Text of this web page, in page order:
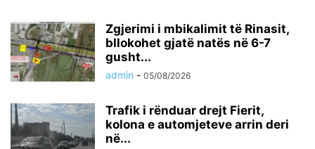
Zgjerimi i mbikalimit të Rinasit,
bllokohet gjatë natës në 6-7
gusht...
admin - 05/08/2026
Trafik i rënduar drejt Fierit,
kolona e automjeteve arrin deri
në...